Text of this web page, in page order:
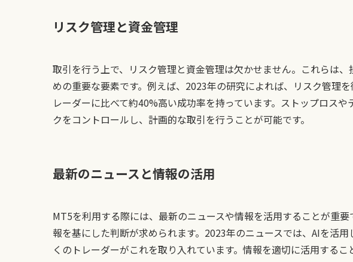
リスク管理と資金管理
取引を行う上で、リスク管理と資金管理は欠かせません。これらは
めの重要な要素です。例えば、2023年の研究によれば、リスク管理
レーダーに比べて約40%高い成功率を持っています。ストップロス
クをコントロールし、計画的な取引を行うことが可能です。
最新のニュースと情報の活用
MT5を利用する際には、最新のニュースや情報を活用することが重
報を基にした判断が求められます。2023年のニュースでは、AIを活
くのトレーダーがこれを取り入れています。情報を適切に活用する